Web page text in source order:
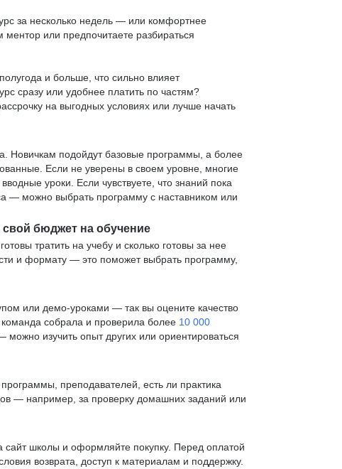
за несколько недель — или комфортнее
или предпочитаете разбираться
и больше, что сильно влияет
сразу или удобнее платить по частям?
на выгодных условиях или лучше начать
Новичкам подойдут базовые программы, а более
Если не уверены в своем уровне, многие
уроки. Если чувствуете, что знаний пока
— можно выбрать программу с наставником или
бюджет на обучение
тратить на учебу и сколько готовы за нее
и формату — это поможет выбрать программу,
или демо-уроками — так вы оцените качество
собрала и проверила более 10 000
можно изучить опыт других или ориентироваться
преподавателей, есть ли практика
— например, за проверку домашних заданий или
школы и оформляйте покупку. Перед оплатой
возврата, доступ к материалам и поддержку.